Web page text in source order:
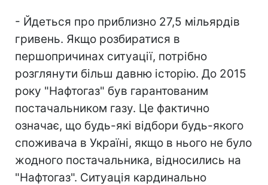
- Йдеться про приблизно 27,5 мільярдів
гривень. Якщо розбиратися в
першопричинах ситуації, потрібно
розглянути більш давню історію. До 2015
року "Нафтогаз" був гарантованим
постачальником газу. Це фактично
означає, що будь-які відбори будь-якого
споживача в Україні, якщо в нього не було
жодного постачальника, відносились на
"Нафтогаз". Ситуація кардинально